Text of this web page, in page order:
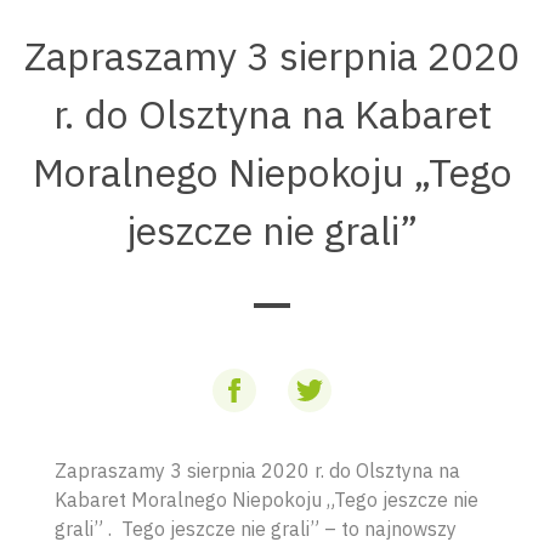
Zapraszamy 3 sierpnia 2020
r. do Olsztyna na Kabaret
Moralnego Niepokoju „Tego
jeszcze nie grali”
Zapraszamy 3 sierpnia 2020 r. do Olsztyna na
Kabaret Moralnego Niepokoju „Tego jeszcze nie
grali” . Tego jeszcze nie grali” – to najnowszy